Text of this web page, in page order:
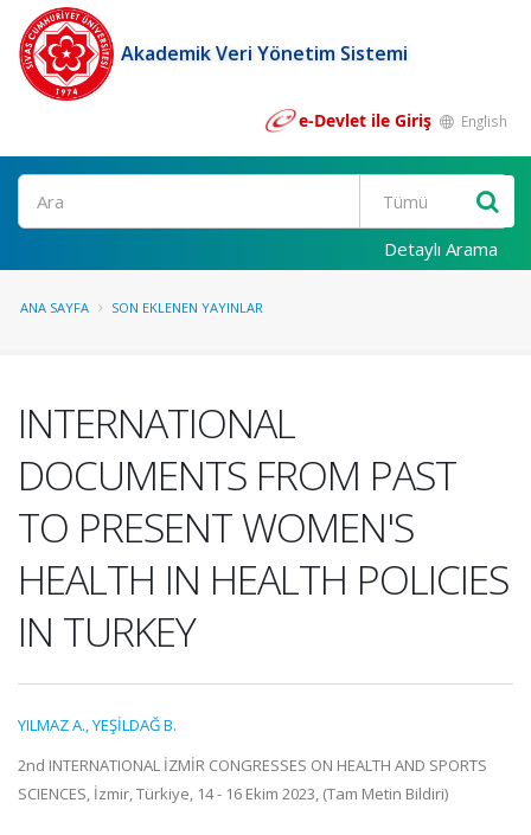
Akademik Veri Yönetim Sistemi
e-Devlet ile Giriş English
Ara
Detaylı Arama
ANA SAYFA SON EKLENEN YAYINLAR
INTERNATIONAL
DOCUMENTS FROM PAST
TO PRESENT WOMEN'S
HEALTH IN HEALTH POLICIES
IN TURKEY
YILMAZ A.,YEŞİLDAĞ B.
2nd INTERNATIONAL İZMİR CONGRESSES ON HEALTH AND SPORTS
SCIENCES, İzmir, Türkiye, 14 - 16 Ekim 2023, (Tam Metin Bildiri)